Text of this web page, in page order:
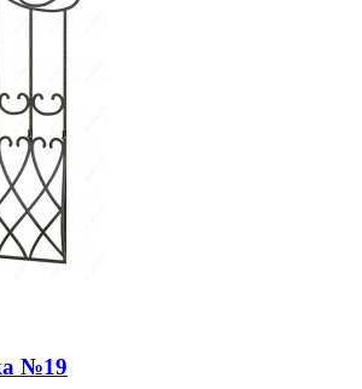
№19